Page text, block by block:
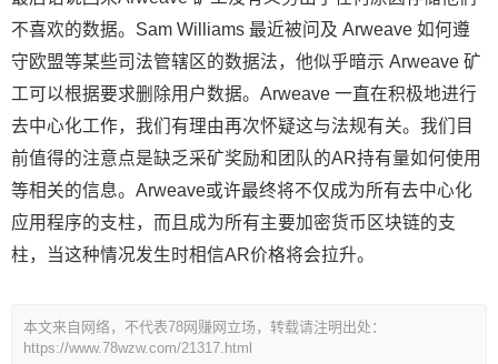
不喜欢的数据。Sam Williams 最近被问及 Arweave 如何遵
守欧盟等某些司法管辖区的数据法，他似乎暗示 Arweave 矿
工可以根据要求删除用户数据。Arweave 一直在积极地进行
去中心化工作，我们有理由再次怀疑这与法规有关。我们目
前值得的注意点是缺乏采矿奖励和团队的AR持有量如何使用
等相关的信息。Arweave或许最终将不仅成为所有去中心化
应用程序的支柱，而且成为所有主要加密货币区块链的支
柱，当这种情况发生时相信AR价格将会拉升。
本文来自网络，不代表78网赚网立场，转载请注明出处：
https://www.78wzw.com/21317.html